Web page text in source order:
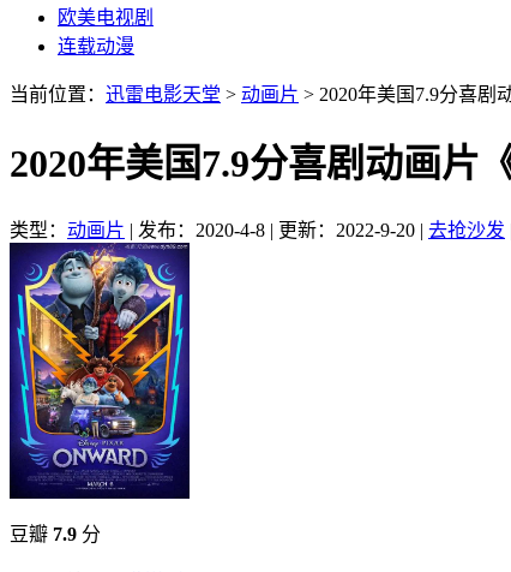
欧美电视剧
连载动漫
当前位置： 迅雷电影天堂 > 动画片 > 2020年美国7.9分喜剧
2020年美国7.9分喜剧动画片
类型： 动画片 | 发布：2020-4-8 | 更新：2022-9-20 | 去抢沙发
豆瓣 7.9 分